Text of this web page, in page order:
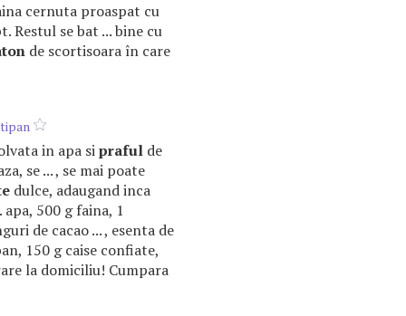
cernuta proaspat cu
Restul se bat ... bine cu
de scortisoara în care
in apa sipraful de
se ... , se mai poate
dulce, adaugand inca
500 g faina, 1
de cacao ... , esenta de
150 g caise confiate,
la domiciliu! Cumpara